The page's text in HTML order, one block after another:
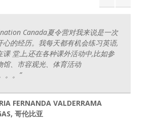
Canada夏令营对我来说是一次
心的经历。我每天都有机会练习英语,
课 堂上,还在各种课外活动中,比如参
馆、市容观光、体育活动
。。 ”
FERNANDA VALDERRAMA
哥伦比亚